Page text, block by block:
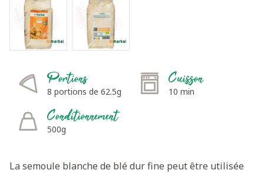
Portions
8 portions de 62.5g
Cuisson
10 min
Conditionnement
500g
La semoule blanche de blé dur fine peut être utilisée